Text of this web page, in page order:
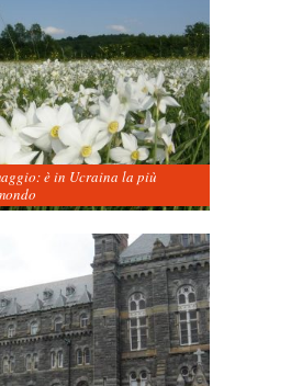
è in Ucraina la più